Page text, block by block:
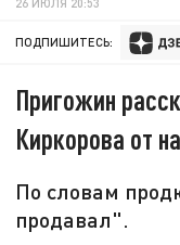
ПОДПИШИТЕСЬ:
Пригожин
Киркорова от
По словам
продавал".